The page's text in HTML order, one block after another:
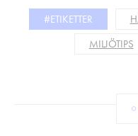
#ETIKETTER
MILJÖTIPS